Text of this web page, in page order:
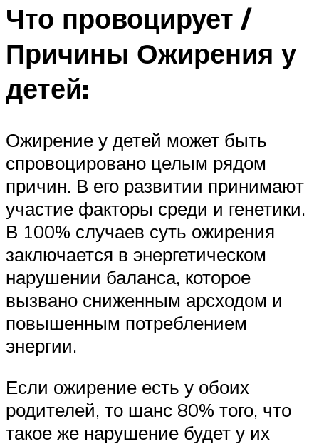
Что провоцирует /
Причины Ожирения у
детей:
Ожирение у детей может быть
спровоцировано целым рядом
причин. В его развитии принимают
участие факторы среди и генетики.
В 100% случаев суть ожирения
заключается в энергетическом
нарушении баланса, которое
вызвано сниженным арсходом и
повышенным потреблением
энергии.
Если ожирение есть у обоих
родителей, то шанс 80% того, что
такое же нарушение будет у их